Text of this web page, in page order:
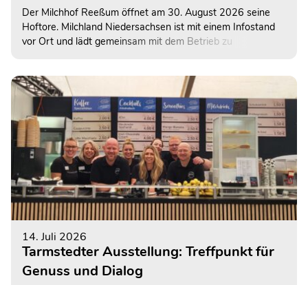
Der Milchhof Reeßum öffnet am 30. August 2026 seine
Hoftore. Milchland Niedersachsen ist mit einem Infostand
vor Ort und lädt gemeinsam mit dem Betrieb zu
14. Juli 2026
Tarmstedter Ausstellung: Treffpunkt für
Genuss und Dialog